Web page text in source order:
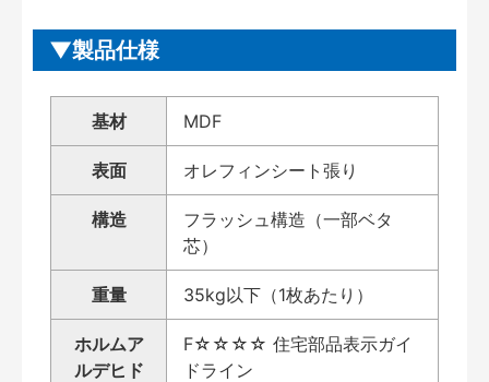
製品仕様
基材 MDF
表面 オレフィンシート張り
構造
フラッシュ構造（一部ベタ
芯）
重量 35kg以下（1枚あたり）
ホルムア
ルデヒド
F☆☆☆☆ 住宅部品表示ガイ
ドライン